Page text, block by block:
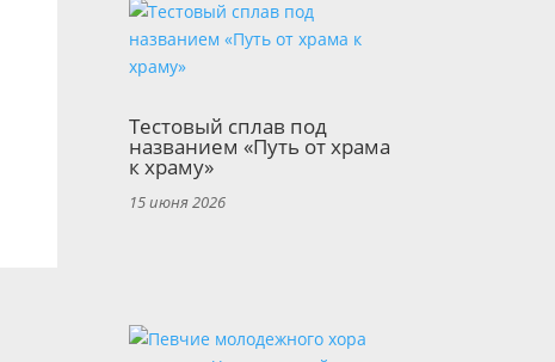
Тестовый сплав под
названием «Путь от храма
к храму»
15 июня 2026